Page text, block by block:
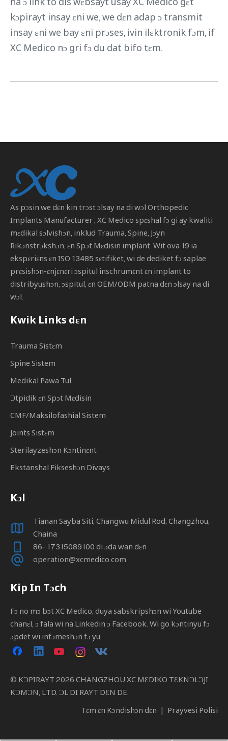
kɔpirayt insay ɛni we, we dɛn adap ɔ transmit
insay ɛni we bay ɛni prɔses, ivin ilɛktronik fɔm, if
XC Medico nɔ gri fɔ du dat bifo tɛm.
As pɔsin we dɛn kin trɔst ɔlsay na di wɔl Orthopedic
Implants Manufacturer, XC Medico spɛshal fɔ gi ay kwaliti
mɛdikal sɔlvishɔn, inklud Trauma, Spine, Jɔyn
Rikɔnstrɔkshɔn, ɛn Spɔt Mɛdisin implant. Wit ova 19 ia
ekspɛriɛns ɛn ISO 13485 sɛtifiket, wi de dediket fɔ saplae
prɛsishɔn-ɛnjɛnɛri ɔspitul inschrumɛnt ɛn implant to
distribyushɔn, ɔspitul, ɛn OEM/ODM patna dɛn ɔlsay na di
wɔl.
Kwik Links dɛn
Trauma Sistɛm
Spine Sistem
Medikal Pawa Tul
Ɔtpidik ɛn Spɔt Mɛdisin
CMF/Maksilofashial Sistem
Joints Sistɛm
Sterilayzeshɔn Kɔntinɛnt
Ekstanshal Fikseshɔn Divays
Kɔl
Tianan Sayba Siti, Changwu Midul Rod, Changzhou,
Chaina
86- 17315089100 di ɔda wan dɛn
operation@xcmedico.com
Kip In Tɔch
Fɔ no mɔ bɔt XC Medico, duya sabskripshɔn wi Youtube
chanɛl, ɔ fala wi na Linkedin ɔ Facebook. Wi go kɔntinyu fɔ
ɔpdet wi infɔmeshɔn fɔ yu.
© KƆPIRAYT 2026 CHANGZHOU XC MƐDIKO TƐKNƆLƆJI
KƆMƆN, LTD. ƆL DI RAYT DƐN DE.
Tɛm ɛn Kɔndishɔn dɛn | Prayvesi Polisi